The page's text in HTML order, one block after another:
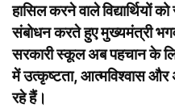
हासिल करने वाले विद्यार्थियों
संबोधन करते हुए मुख्यमंत्री
सरकारी स्कूल अब पहचान के
में उत्कृष्टता, आत्मविश्वास
रहे हैं।